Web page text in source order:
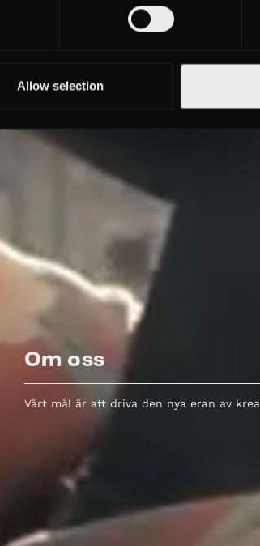
Allow selection
Om oss
Vårt mål är att driva den nya eran av